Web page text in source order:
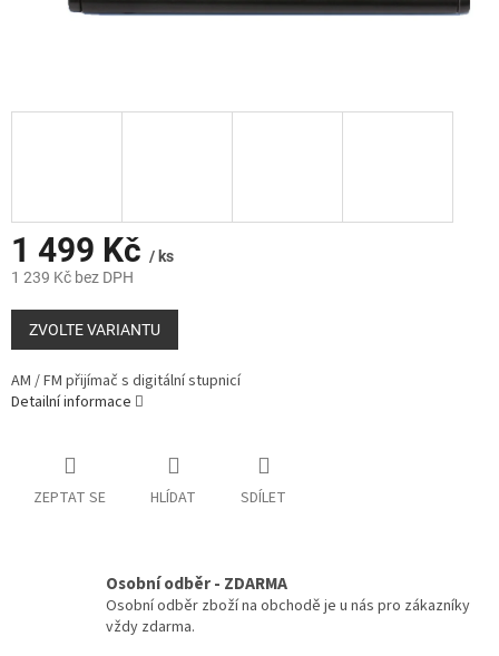
1 499 Kč / ks
1 239 Kč bez DPH
Měrná
cena:
ZVOLTE VARIANTU
AM / FM přijímač s digitální stupnicí
Detailní informace
ZEPTAT SE HLÍDAT SDÍLET
Osobní odběr - ZDARMA
Osobní odběr zboží na obchodě je u nás pro zákazníky
vždy zdarma.